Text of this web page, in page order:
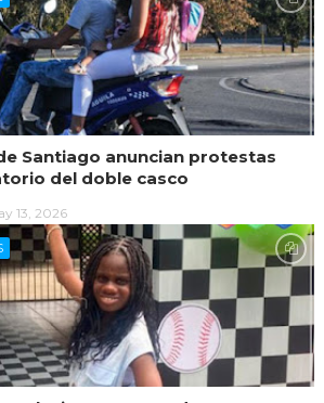
Santiago anuncian protestas
del doble casco
13, 2026